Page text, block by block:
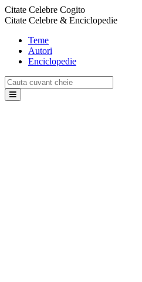
Citate Celebre Cogito
Citate Celebre & Enciclopedie
Teme
Autori
Enciclopedie